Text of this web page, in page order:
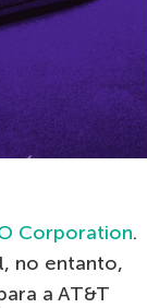
Corporation.
no entanto,
a AT&T